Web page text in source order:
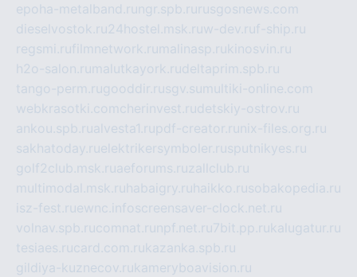
epoha-metalband.ru ngr.spb.ru rusgosnews.com
dieselvostok.ru24hostel.msk.ruw-dev.ruf-ship.ru
regsmi.rufilmnetwork.ru malinasp.rukinosvin.ru
h2o-salon.ru malutkayork.rudeltaprim.spb.ru
tango-perm.rugooddir.rusgv.su multiki-online.com
webkrasotki.comcherinvest.rudetskiy-ostrov.ru
ankou.spb.rualvesta1.rupdf-creator.ru nix-files.org.ru
sakhatoday.ruelektrikersymboler.rusputnikyes.ru
golf2club.msk.ruaeforums.ruzallclub.ru
multimodal.msk.ru habaigry.ru haikko.rusobakopedia.ru
isz-fest.ruewnc.infoscreensaver-clock.net.ru
volnav.spb.rucomnat.ru npf.net.ru7bit.pp.rukalugatur.ru
tesiaes.rucard.com.rukazanka.spb.ru
gildiya-kuznecov.rukameryboavision.ru